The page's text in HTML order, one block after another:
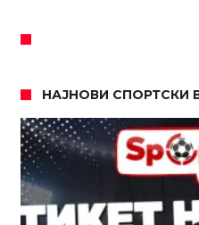
НАЈНОВИ СПОРТСКИ